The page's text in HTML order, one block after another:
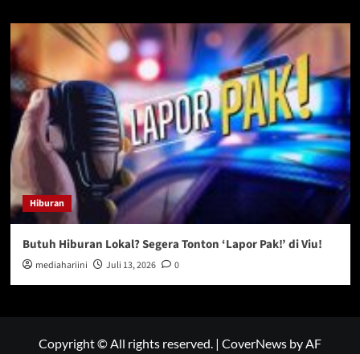
Hiburan
Butuh Hiburan Lokal? Segera Tonton ‘Lapor Pak!’ di Viu!
mediahariini Juli 13, 2026 0
Copyright © All rights reserved. | CoverNews by AF